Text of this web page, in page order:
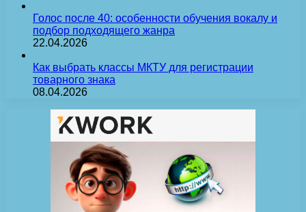
Голос после 40: особенности обучения вокалу и
подбор подходящего жанра
22.04.2026
Как выбрать классы МКТУ для регистрации
товарного знака
08.04.2026